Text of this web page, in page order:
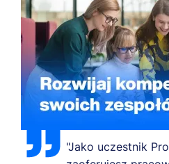
"Jako uczestnik